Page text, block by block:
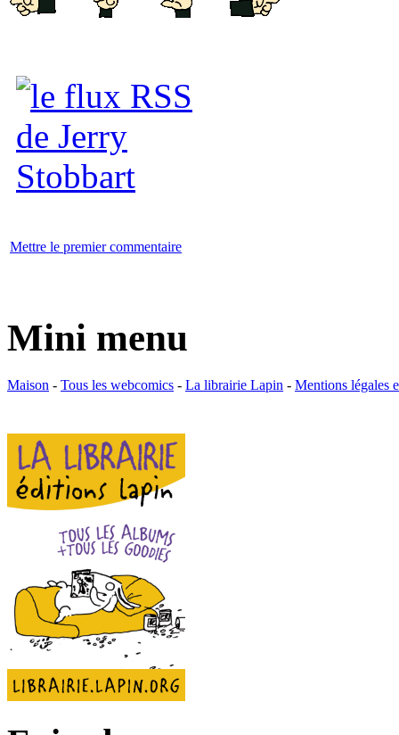
Mettre le premier commentaire
Mini menu
Maison - Tous les webcomics - La librairie Lapin - Mentions légales